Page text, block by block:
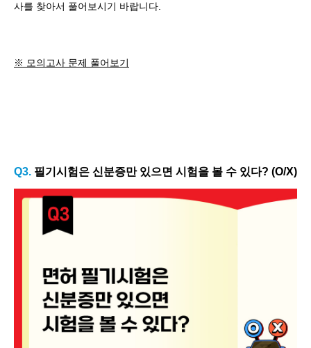
사를 찾아서 풀어보시기 바랍니다.
※ 모의고사 문제 풀어보기
Q3. 필기시험은 신분증만 있으면 시험을 볼 수 있다? (O/X)